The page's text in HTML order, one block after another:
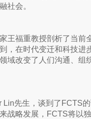
社会。
王福重教授剖析了当前
，在时代变迁和科技进
域改变了人们沟通、组
Lin先生，谈到了FCTS
战略发展，FCTS将以